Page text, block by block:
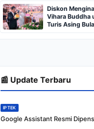
Diskon
Vihara Buddha
Turis Asing
Depan
📰 Update Terbaru
IPTEK
Google Assistant Resmi